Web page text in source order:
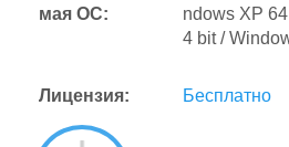
мая ОС:
ndows XP
4 bit /
Лицензия: Бесплатно